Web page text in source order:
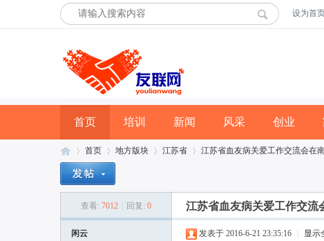
设为首
首页 培训 新闻 风采 创业
首页
›
地方版块
›
江苏省
›
江苏省血友病关爱工作交流会在
查看: 7012 回复: 0 江苏省血友病关爱工作交流
闲云 发表于 2016-6-21 23:35:16 显示